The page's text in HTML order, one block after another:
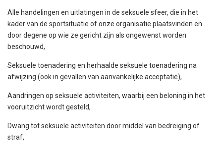
Alle handelingen en uitlatingen in de seksuele sfeer, die in het
kader van de sportsituatie of onze organisatie plaatsvinden en
door degene op wie ze gericht zijn als ongewenst worden
beschouwd,
Seksuele toenadering en herhaalde seksuele toenadering na
afwijzing (ook in gevallen van aanvankelijke acceptatie),
Aandringen op seksuele activiteiten, waarbij een beloning in het
vooruitzicht wordt gesteld,
Dwang tot seksuele activiteiten door middel van bedreiging of
straf,